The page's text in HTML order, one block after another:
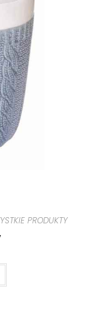
PRODUKTY